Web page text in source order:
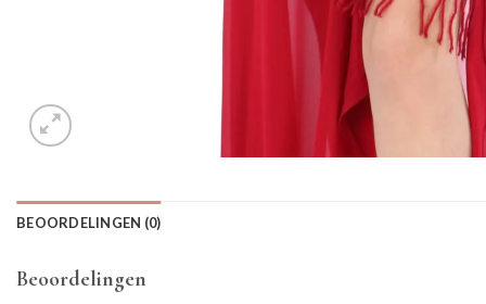
BEOORDELINGEN (0)
Beoordelingen